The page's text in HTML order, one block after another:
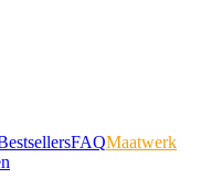
FAQMaatwerk